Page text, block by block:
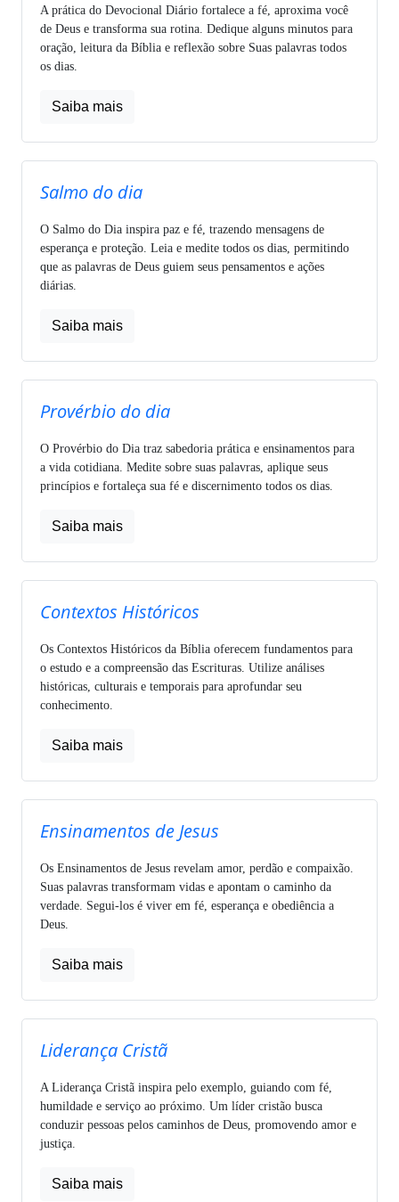
A prática do Devocional Diário fortalece a fé, aproxima você
de Deus e transforma sua rotina. Dedique alguns minutos para
oração, leitura da Bíblia e reflexão sobre Suas palavras todos
os dias.
Saiba mais
Salmo do dia
O Salmo do Dia inspira paz e fé, trazendo mensagens de
esperança e proteção. Leia e medite todos os dias, permitindo
que as palavras de Deus guiem seus pensamentos e ações
diárias.
Saiba mais
Provérbio do dia
O Provérbio do Dia traz sabedoria prática e ensinamentos para
a vida cotidiana. Medite sobre suas palavras, aplique seus
princípios e fortaleça sua fé e discernimento todos os dias.
Saiba mais
Contextos Históricos
Os Contextos Históricos da Bíblia oferecem fundamentos para
o estudo e a compreensão das Escrituras. Utilize análises
históricas, culturais e temporais para aprofundar seu
conhecimento.
Saiba mais
Ensinamentos de Jesus
Os Ensinamentos de Jesus revelam amor, perdão e compaixão.
Suas palavras transformam vidas e apontam o caminho da
verdade. Segui-los é viver em fé, esperança e obediência a
Deus.
Saiba mais
Liderança Cristã
A Liderança Cristã inspira pelo exemplo, guiando com fé,
humildade e serviço ao próximo. Um líder cristão busca
conduzir pessoas pelos caminhos de Deus, promovendo amor e
justiça.
Saiba mais